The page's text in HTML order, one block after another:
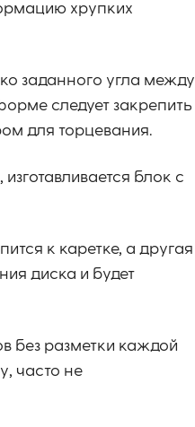
хрупких
заданного угла между
следует закрепить
для торцевания.
блок с
к каретке, а другая
диска и будет
без разметки каждой
часто не